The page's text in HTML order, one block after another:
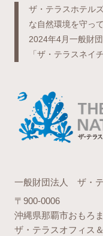
ザ・テラスホテル
な自然環境を守っ
2024年4月一般財
「ザ・テラスネイ
一般財団法人 ザ・
〒900-0006
沖縄県那覇市おもろ
ザ・テラスオフィス